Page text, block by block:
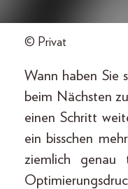
© Privat
Wann haben Sie
beim Nächsten
einen Schritt
ein bisschen
ziemlich genau